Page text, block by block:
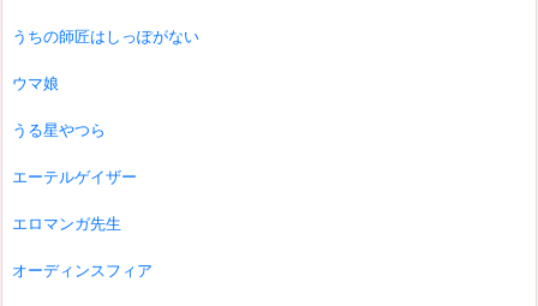
うちの師匠はしっぽがない
ウマ娘
うる星やつら
エーテルゲイザー
エロマンガ先生
オーディンスフィア